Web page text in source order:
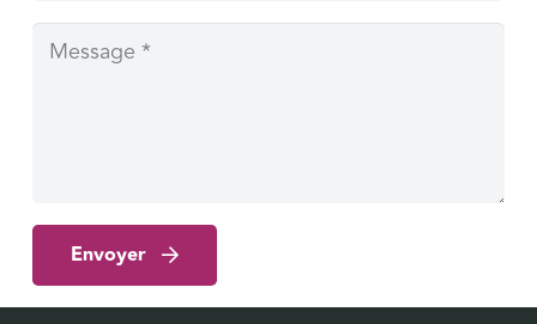
Envoyer